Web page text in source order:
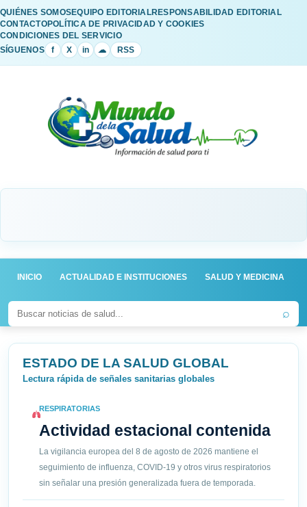
QUIÉNES SOMOSEQUIPO EDITORIALRESPONSABILIDAD EDITORIAL
CONTACTOPOLÍTICA DE PRIVACIDAD Y COOKIES
CONDICIONES DEL SERVICIO
SÍGUENOS
f X in ☁ RSS
INICIO ACTUALIDAD E INSTITUCIONES SALUD Y MEDICINA
⌕
ESTADO DE LA SALUD GLOBAL
Lectura rápida de señales sanitarias globales
RESPIRATORIAS
Actividad estacional contenida
La vigilancia europea del 8 de agosto de 2026 mantiene el
seguimiento de influenza, COVID-19 y otros virus respiratorios
sin señalar una presión generalizada fuera de temporada.